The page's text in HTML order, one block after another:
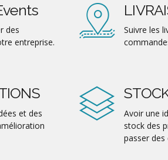
des
entreprise.
Suivre les
et des
Avoir une
stock des
passer